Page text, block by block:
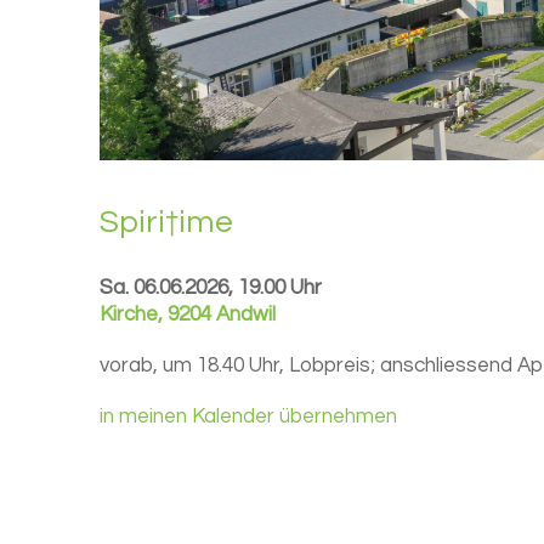
Spiri†ime
Sa. 06.06.2026, 19.00 Uhr
Kirche, 9204 Andwil
vorab, um 18.40 Uhr, Lobpreis; anschliessend
in meinen Kalender übernehmen